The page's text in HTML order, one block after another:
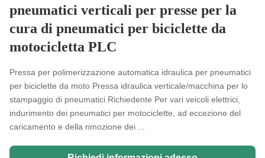
pneumatici verticali per presse per la
cura di pneumatici per biciclette da
motocicletta PLC
Pressa per polimerizzazione automatica idraulica per pneumatici
per biciclette da moto Pressa idraulica verticale/macchina per lo
stampaggio di pneumatici Richiedente Per vari veicoli elettrici,
indurimento dei pneumatici per motociclette, ad eccezione del
caricamento e della rimozione dei ...